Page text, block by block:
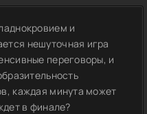
и
нешуточная игра
переговоры, и
каждая минута может
в финале?